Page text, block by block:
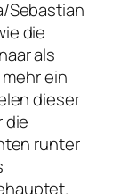
Sebastian
die
als
ein
dieser
die
runter